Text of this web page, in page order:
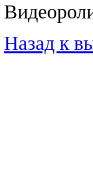
Назад к